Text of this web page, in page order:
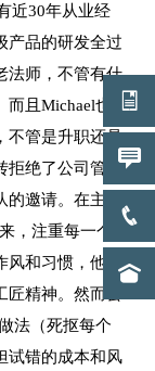
近30年从业经
产品的研发全过
法师，不管有什
且Michael也
不管是升职还是
拒绝了公司管理
邀请。在主导
，注重每一个
和习惯，他经
精神。然而公
法（死抠每个
试错的成本和风